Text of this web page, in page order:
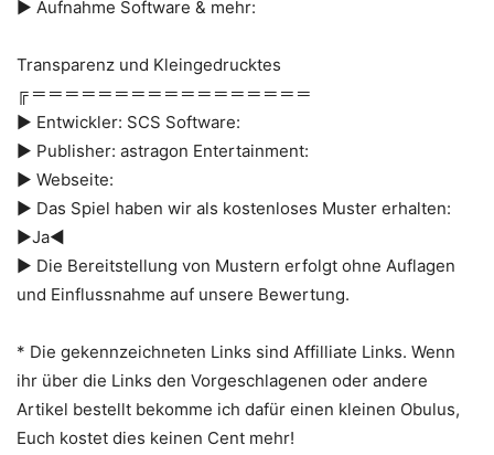
► Aufnahme Software & mehr:
Transparenz und Kleingedrucktes
╔ ═ ═ ═ ═ ═ ═ ═ ═ ═ ═ ═ ═ ═ ═ ═ ═ ═
► Entwickler: SCS Software:
► Publisher: astragon Entertainment:
► Webseite:
► Das Spiel haben wir als kostenloses Muster erhalten:
►Ja◄
► Die Bereitstellung von Mustern erfolgt ohne Auflagen
und Einflussnahme auf unsere Bewertung.
* Die gekennzeichneten Links sind Affilliate Links. Wenn
ihr über die Links den Vorgeschlagenen oder andere
Artikel bestellt bekomme ich dafür einen kleinen Obulus,
Euch kostet dies keinen Cent mehr!